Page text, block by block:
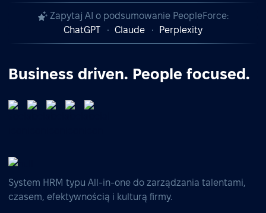
Zapytaj AI o podsumowanie PeopleForce:
ChatGPT
Claude Perplexity
Business driven. People focused.
System HRM typu All-in-one do zarządzania talentami,
czasem, efektywnością i kulturą firmy.